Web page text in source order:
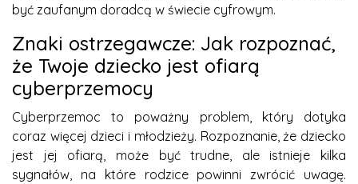
być zaufanym doradcą w świecie cyfrowym.
Znaki ostrzegawcze: Jak rozpoznać,
że Twoje dziecko jest ofiarą
cyberprzemocy
Cyberprzemoc to poważny problem, który dotyka
coraz więcej dzieci i młodzieży. Rozpoznanie, że dziecko
jest jej ofiarą, może być trudne, ale istnieje kilka
sygnałów, na które rodzice powinni zwrócić uwagę.